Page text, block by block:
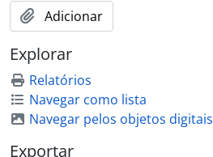
[Item] 50
[Item] 54
[Item] 55
Adicionar
Explorar
Relatórios
Navegar como lista
Navegar pelos objetos digitais
Exportar